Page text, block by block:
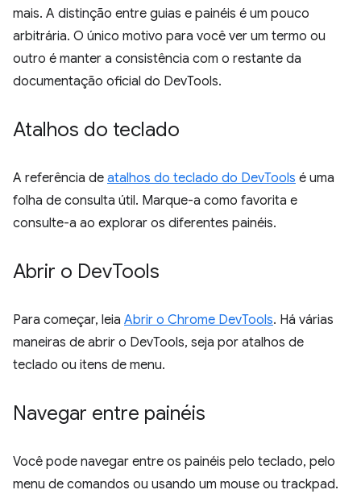
mais. A distinção entre guias e painéis é um pouco
arbitrária. O único motivo para você ver um termo ou
outro é manter a consistência com o restante da
documentação oficial do DevTools.
Atalhos do teclado
A referência de atalhos do teclado do DevTools é uma
folha de consulta útil. Marque-a como favorita e
consulte-a ao explorar os diferentes painéis.
Abrir o DevTools
Para começar, leia Abrir o Chrome DevTools. Há várias
maneiras de abrir o DevTools, seja por atalhos de
teclado ou itens de menu.
Navegar entre painéis
Você pode navegar entre os painéis pelo teclado, pelo
menu de comandos ou usando um mouse ou trackpad.